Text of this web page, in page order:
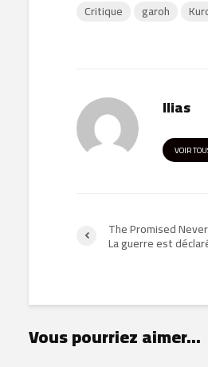
Critique garoh
Ilias
VOIR
The Promised
La guerre est
Vous pourriez aimer...